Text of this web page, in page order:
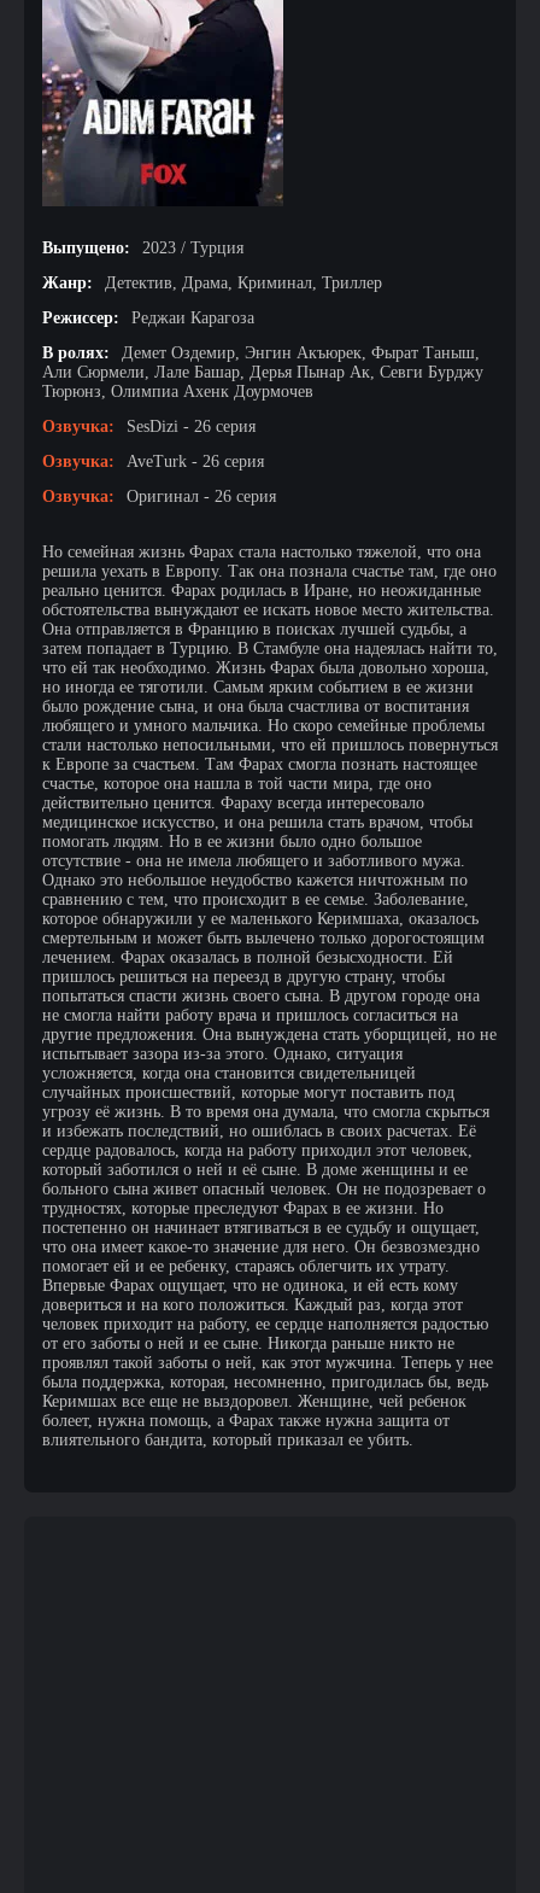
Выпущено:
2023 / Турция
Жанр:
Детектив, Драма, Криминал, Триллер
Режиссер:
Реджаи Карагоза
В ролях:
Демет Оздемир, Энгин Акъюрек, Фырат Таныш,
Али Сюрмели, Лале Башар, Дерья Пынар Ак, Севги Бурджу
Тюрюнз, Олимпиа Ахенк Доурмочев
Озвучка:
SesDizi - 26 серия
Озвучка:
AveTurk - 26 серия
Озвучка:
Оригинал - 26 серия
Но семейная жизнь Фарах стала настолько тяжелой, что она
решила уехать в Европу. Так она познала счастье там, где оно
реально ценится. Фарах родилась в Иране, но неожиданные
обстоятельства вынуждают ее искать новое место жительства.
Она отправляется в Францию в поисках лучшей судьбы, а
затем попадает в Турцию. В Стамбуле она надеялась найти то,
что ей так необходимо. Жизнь Фарах была довольно хороша,
но иногда ее тяготили. Самым ярким событием в ее жизни
было рождение сына, и она была счастлива от воспитания
любящего и умного мальчика. Но скоро семейные проблемы
стали настолько непосильными, что ей пришлось повернуться
к Европе за счастьем. Там Фарах смогла познать настоящее
счастье, которое она нашла в той части мира, где оно
действительно ценится. Фараху всегда интересовало
медицинское искусство, и она решила стать врачом, чтобы
помогать людям. Но в ее жизни было одно большое
отсутствие - она не имела любящего и заботливого мужа.
Однако это небольшое неудобство кажется ничтожным по
сравнению с тем, что происходит в ее семье. Заболевание,
которое обнаружили у ее маленького Керимшаха, оказалось
смертельным и может быть вылечено только дорогостоящим
лечением. Фарах оказалась в полной безысходности. Ей
пришлось решиться на переезд в другую страну, чтобы
попытаться спасти жизнь своего сына. В другом городе она
не смогла найти работу врача и пришлось согласиться на
другие предложения. Она вынуждена стать уборщицей, но не
испытывает зазора из-за этого. Однако, ситуация
усложняется, когда она становится свидетельницей
случайных происшествий, которые могут поставить под
угрозу её жизнь. В то время она думала, что смогла скрыться
и избежать последствий, но ошиблась в своих расчетах. Её
сердце радовалось, когда на работу приходил этот человек,
который заботился о ней и её сыне. В доме женщины и ее
больного сына живет опасный человек. Он не подозревает о
трудностях, которые преследуют Фарах в ее жизни. Но
постепенно он начинает втягиваться в ее судьбу и ощущает,
что она имеет какое-то значение для него. Он безвозмездно
помогает ей и ее ребенку, стараясь облегчить их утрату.
Впервые Фарах ощущает, что не одинока, и ей есть кому
довериться и на кого положиться. Каждый раз, когда этот
человек приходит на работу, ее сердце наполняется радостью
от его заботы о ней и ее сыне. Никогда раньше никто не
проявлял такой заботы о ней, как этот мужчина. Теперь у нее
была поддержка, которая, несомненно, пригодилась бы, ведь
Керимшах все еще не выздоровел. Женщине, чей ребенок
болеет, нужна помощь, а Фарах также нужна защита от
влиятельного бандита, который приказал ее убить.